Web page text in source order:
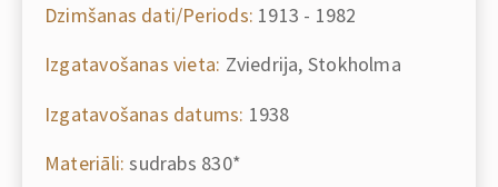
Dzimšanas dati/Periods: 1913 - 1982
Izgatavošanas vieta: Zviedrija, Stokholma
Izgatavošanas datums: 1938
Materiāli: sudrabs 830*